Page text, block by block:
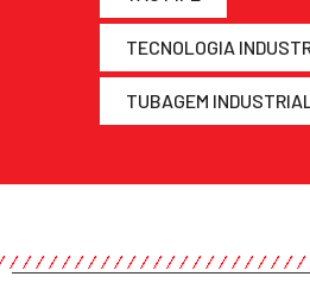
TECNOLOGIA
TUBAGEM INDUSTRIAL